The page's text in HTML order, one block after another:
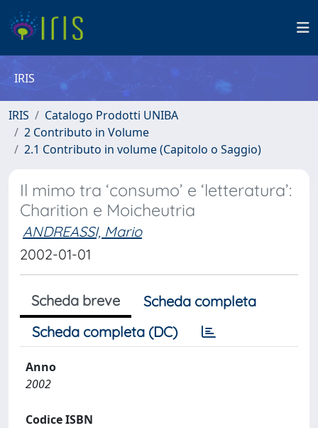
IRIS
IRIS
Catalogo Prodotti UNIBA
2 Contributo in Volume
2.1 Contributo in volume (Capitolo o Saggio)
Il mimo tra ‘consumo’ e ‘letteratura’:
Charition e Moicheutria
ANDREASSI, Mario
2002-01-01
Scheda breve
Scheda completa
Scheda completa (DC)
Anno
2002
Codice ISBN